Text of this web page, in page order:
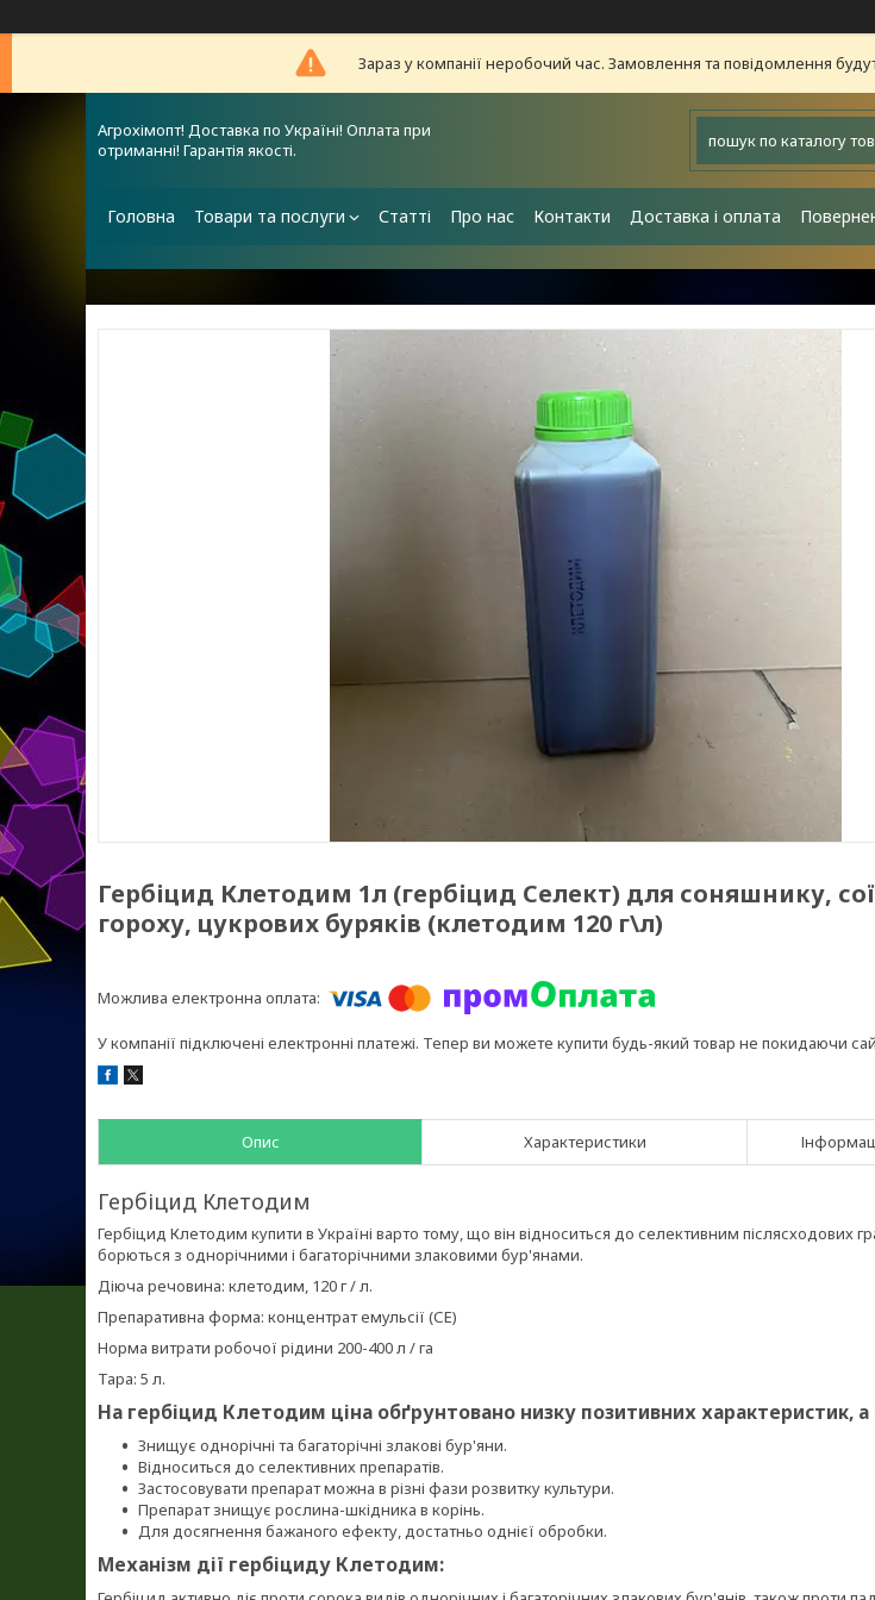
Зараз у компанії неробочий час. Замовлення та повідомлення
Агрохімопт! Доставка по Україні! Оплата при
отриманні! Гарантія якості.
Головна Товари та послуги Статті Про нас Контакти Доставка і оплата
Гербіцид Клетодим 1л (гербіцид Селект) для соняшнику,
гороху, цукрових буряків (клетодим 120 г\л)
У компанії підключені електронні платежі. Тепер ви можете купити будь-який товар не покидаючи
Опис Характеристики
Гербіцид Клетодим
Гербіцид Клетодим купити в Україні варто тому, що він відноситься до селективним післясходових
борються з однорічними і багаторічними злаковими бур'янами.
Діюча речовина: клетодим, 120 г / л.
Препаративна форма: концентрат емульсії (СЕ)
Норма витрати робочої рідини 200-400 л / га
Тара: 5 л.
На гербіцид Клетодим ціна обґрунтовано низку позитивних характеристик, а
Знищує однорічні та багаторічні злакові бур'яни.
Відноситься до селективних препаратів.
Застосовувати препарат можна в різні фази розвитку культури.
Препарат знищує рослина-шкідника в корінь.
Для досягнення бажаного ефекту, достатньо однієї обробки.
Механізм дії гербіциду Клетодим: